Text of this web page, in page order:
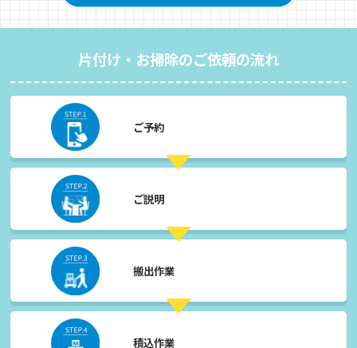
片付け・お掃除のご依頼の流れ
ご予約
ご説明
搬出作業
積込作業